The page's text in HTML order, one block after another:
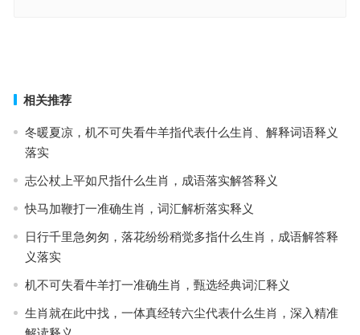
相关推荐
冬暖夏凉，机不可失看牛羊指代表什么生肖、解释词语释义
落实
志公杖上平如尺指什么生肖，成语落实解答释义
快马加鞭打一准确生肖，词汇解析落实释义
日行千里急匆匆，落花纷纷稍觉多指什么生肖，成语解答释
义落实
机不可失看牛羊打一准确生肖，甄选经典词汇释义
生肖就在此中找，一体真经转六尘代表什么生肖，深入精准